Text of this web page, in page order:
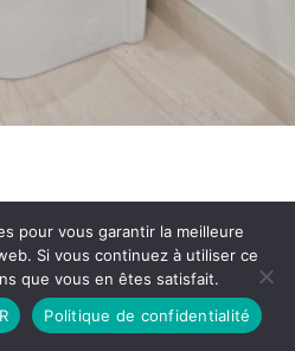
Politique de Confidentialité
CGU
DIEUDUDIABLE
pour vous garantir la meilleure
Si vous continuez à utiliser ce
que vous en êtes satisfait.
Politique de confidentialité